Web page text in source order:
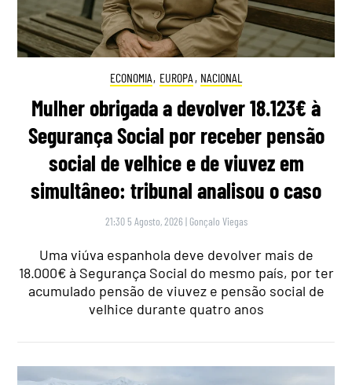
ECONOMIA, EUROPA , NACIONAL
Mulher obrigada a devolver 18.123€ à
Segurança Social por receber pensão
social de velhice e de viuvez em
simultâneo: tribunal analisou o caso
21:30 5 Agosto, 2026 | Gonçalo Viegas
Uma viúva espanhola deve devolver mais de
18.000€ à Segurança Social do mesmo país, por ter
acumulado pensão de viuvez e pensão social de
velhice durante quatro anos